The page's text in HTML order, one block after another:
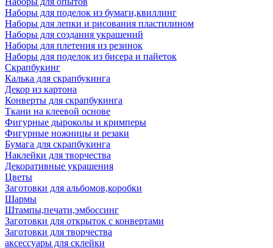
Наборы для поделок из бумаги,квиллинг
Наборы для лепки и рисования пластилином
Наборы для создания украшений
Наборы для плетения из резинок
Наборы для поделок из бисера и пайеток
Скрапбукинг
Калька для скрапбукинга
Декор из картона
Конверты для скрапбукинга
Ткани на клеевой основе
Фигурные дыроколы и кримперы
Фигурные ножницы и резаки
Бумага для скрапбукинга
Наклейки для творчества
Декоративные украшения
Цветы
Заготовки для альбомов,коробки
Шармы
Штампы,печати,эмбоссинг
Заготовки для открыток с конвертами
Заготовки для творчества
аксессуары для склейки